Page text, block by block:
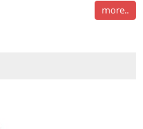
more..